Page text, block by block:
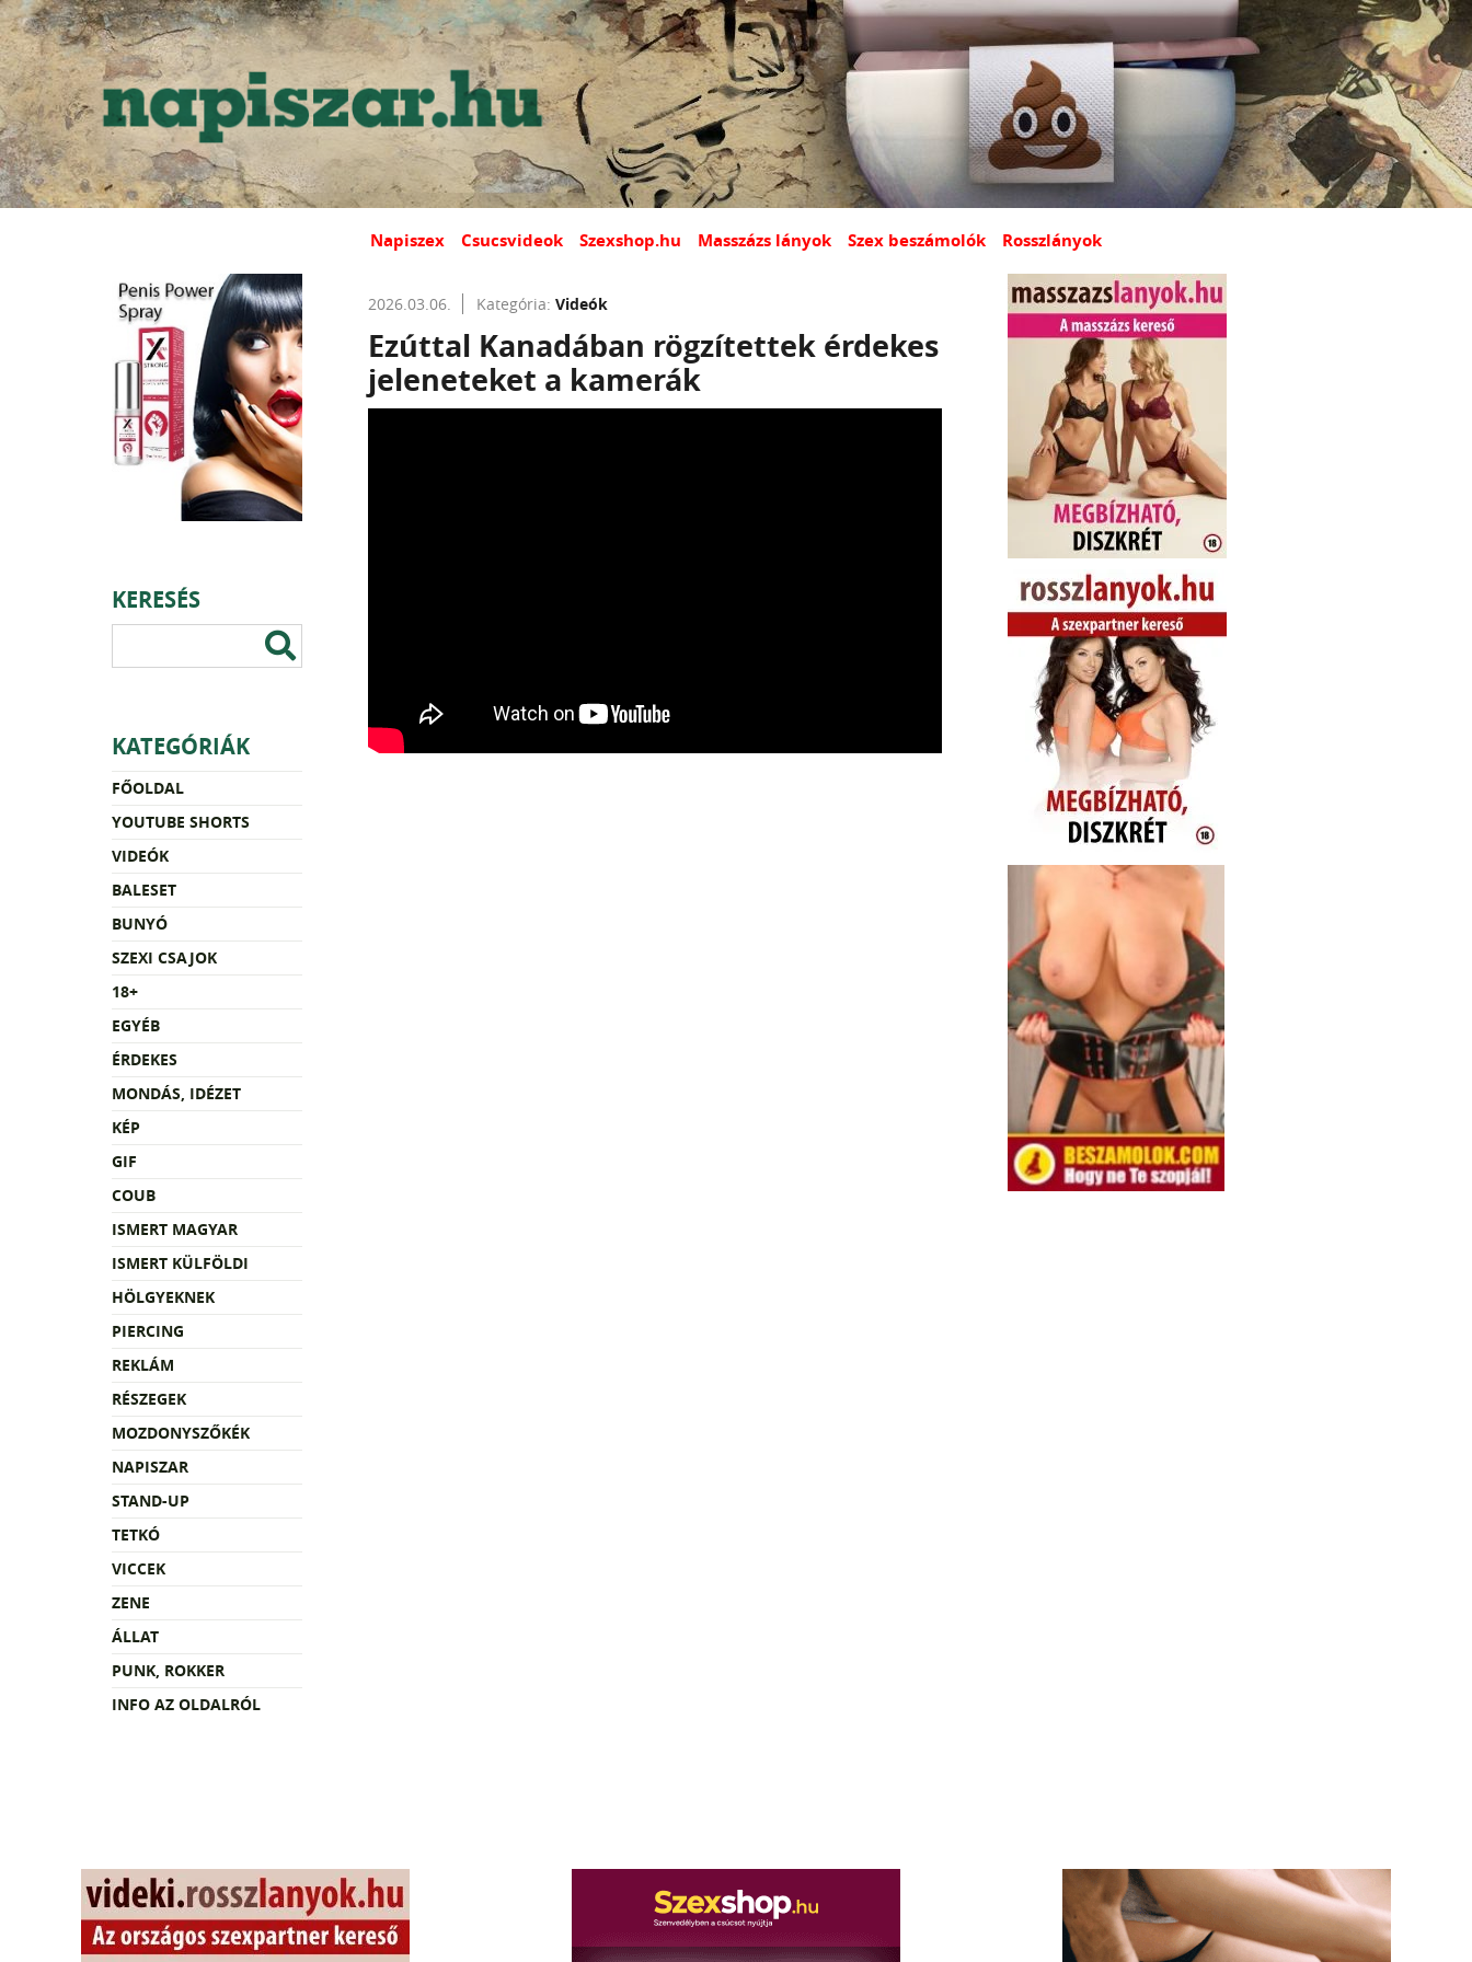
Napiszex Csucsvideok Szexshop.hu Masszázs lányok Szex beszámolók Rosszlányok
KERESÉS
KATEGÓRIÁK
FŐOLDAL
YOUTUBE SHORTS
VIDEÓK
BALESET
BUNYÓ
SZEXI CSAJOK
18+
EGYÉB
ÉRDEKES
MONDÁS, IDÉZET
KÉP
GIF
COUB
ISMERT MAGYAR
ISMERT KÜLFÖLDI
HÖLGYEKNEK
PIERCING
REKLÁM
RÉSZEGEK
MOZDONYSZŐKÉK
NAPISZAR
STAND-UP
TETKÓ
VICCEK
ZENE
ÁLLAT
PUNK, ROKKER
INFO AZ OLDALRÓL
2026.03.06. Kategória: Videók
Ezúttal Kanadában rögzítettek érdekes
jeleneteket a kamerák